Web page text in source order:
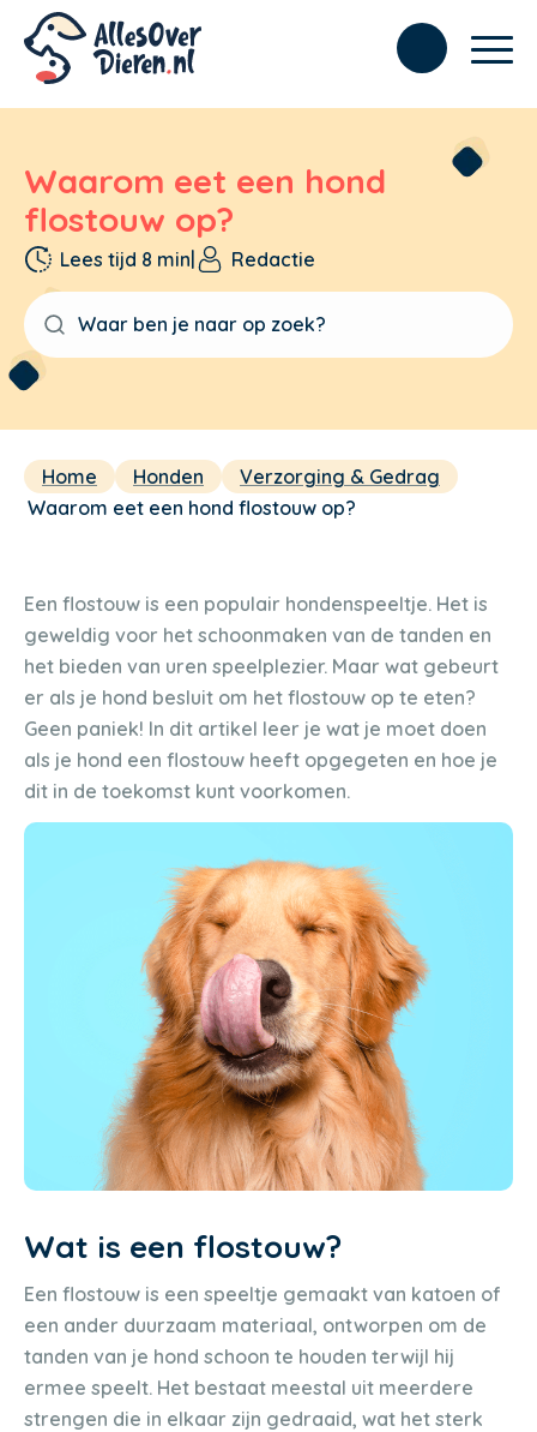
Waarom eet een hond
flostouw op?
Lees tijd 8 min| Redactie
Home Honden
Verzorging & Gedrag
Waarom eet een hond flostouw op?
Een flostouw is een populair hondenspeeltje. Het is
geweldig voor het schoonmaken van de tanden en
het bieden van uren speelplezier. Maar wat gebeurt
er als je hond besluit om het flostouw op te eten?
Geen paniek! In dit artikel leer je wat je moet doen
als je hond een flostouw heeft opgegeten en hoe je
dit in de toekomst kunt voorkomen.
Wat is een flostouw?
Een flostouw is een speeltje gemaakt van katoen of
een ander duurzaam materiaal, ontworpen om de
tanden van je hond schoon te houden terwijl hij
ermee speelt. Het bestaat meestal uit meerdere
strengen die in elkaar zijn gedraaid, wat het sterk